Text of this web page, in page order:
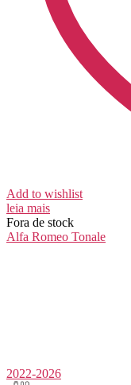
Add to wishlist
leia mais
Fora de stock
Alfa Romeo Tonale
2022-2026